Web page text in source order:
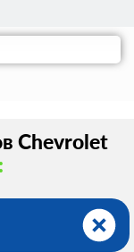
Chevrolet
: